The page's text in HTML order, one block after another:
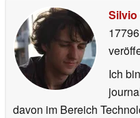
Silvio
Ich
davon im Bereich